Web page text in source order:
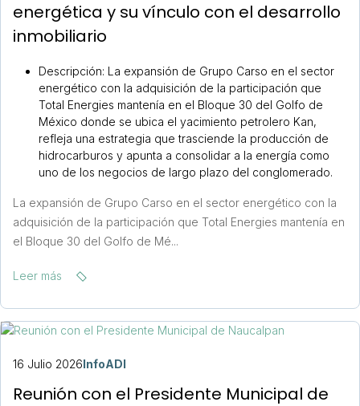
energética y su vínculo con el desarrollo
inmobiliario
Descripción: La expansión de Grupo Carso en el sector
energético con la adquisición de la participación que
Total Energies mantenía en el Bloque 30 del Golfo de
México donde se ubica el yacimiento petrolero Kan,
refleja una estrategia que trasciende la producción de
hidrocarburos y apunta a consolidar a la energía como
uno de los negocios de largo plazo del conglomerado.
La expansión de Grupo Carso en el sector energético con la
adquisición de la participación que Total Energies mantenía en
el Bloque 30 del Golfo de Mé...
Leer más
Reunión con el Presidente Municipal de
16 Julio 2026InfoADI